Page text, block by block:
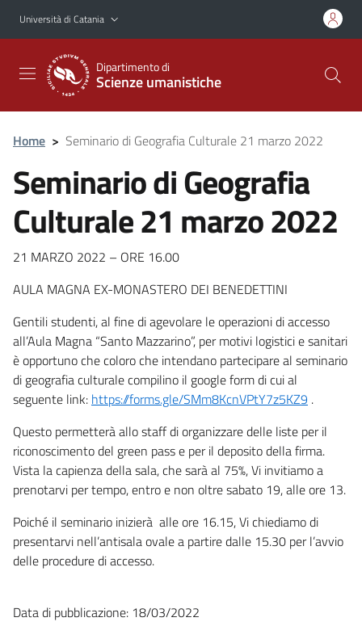
Vai al contenuto principale
Vai al menu di navigazione
Università di Catania
Dipartimento di
Scienze umanistiche
Home > Seminario di Geografia Culturale 21 marzo 2022
Seminario di Geografia
Culturale 21 marzo 2022
21 MARZO 2022 – ORE 16.00
AULA MAGNA EX-MONASTERO DEI BENEDETTINI
Gentili studenti, al fine di agevolare le operazioni di accesso
all’Aula Magna “Santo Mazzarino”, per motivi logistici e sanitari
è opportuno che coloro che intendano partecipare al seminario
di geografia culturale compilino il google form di cui al
seguente link: https://forms.gle/SMm8KcnVPtY7z5KZ9 .
Questo permetterà allo staff di organizzare delle liste per il
riconoscimento del green pass e per il deposito della firma.
Vista la capienza della sala, che sarà al 75%, Vi invitiamo a
prenotarvi per tempo, entro e non oltre sabato 19, alle ore 13.
Poiché il seminario inizierà alle ore 16.15, Vi chiediamo di
presentarvi nell’antisala ovale a partire dalle 15.30 per l’avvio
delle procedure di accesso.
Data di pubblicazione: 18/03/2022